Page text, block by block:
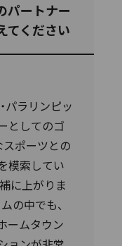
パートナー
てください
パラリンピッ
としてのゴ
スポーツとの
模索してい
に上がりま
の中でも、
ームタウン